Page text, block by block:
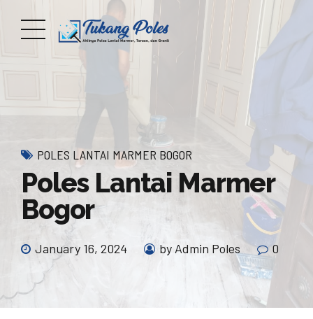
POLES LANTAI MARMER BOGOR
Poles Lantai Marmer
Bogor
January 16, 2024 by Admin Poles 0